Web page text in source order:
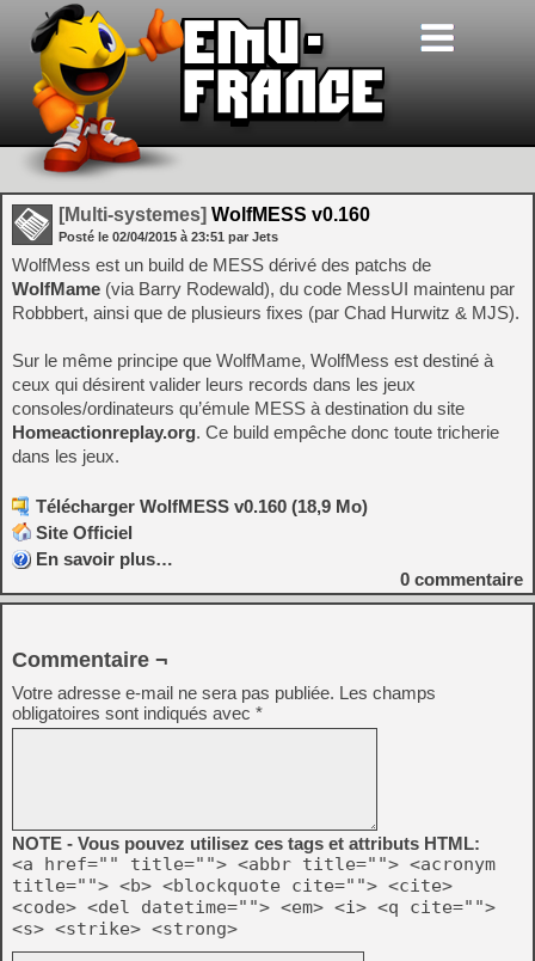
[Multi-systemes] WolfMESS v0.160
Posté le 02/04/2015 à 23:51 par Jets
WolfMess est un build de MESS dérivé des patchs de
WolfMame (via Barry Rodewald), du code MessUI maintenu par
Robbbert, ainsi que de plusieurs fixes (par Chad Hurwitz & MJS).
Sur le même principe que WolfMame, WolfMess est destiné à
ceux qui désirent valider leurs records dans les jeux
consoles/ordinateurs qu’émule MESS à destination du site
Homeactionreplay.org. Ce build empêche donc toute tricherie
dans les jeux.
Télécharger WolfMESS v0.160 (18,9 Mo)
Site Officiel
En savoir plus…
0 commentaire
Commentaire ¬
Votre adresse e-mail ne sera pas publiée. Les champs
obligatoires sont indiqués avec *
NOTE - Vous pouvez utilisez ces tags et attributs HTML:
<a href="" title=""> <abbr title=""> <acronym
title=""> <b> <blockquote cite=""> <cite>
<code> <del datetime=""> <em> <i> <q cite="">
<s> <strike> <strong>